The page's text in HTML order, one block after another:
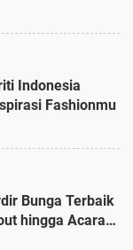
Indonesia
Fashionmu
Bunga Terbaik
hingga Acara